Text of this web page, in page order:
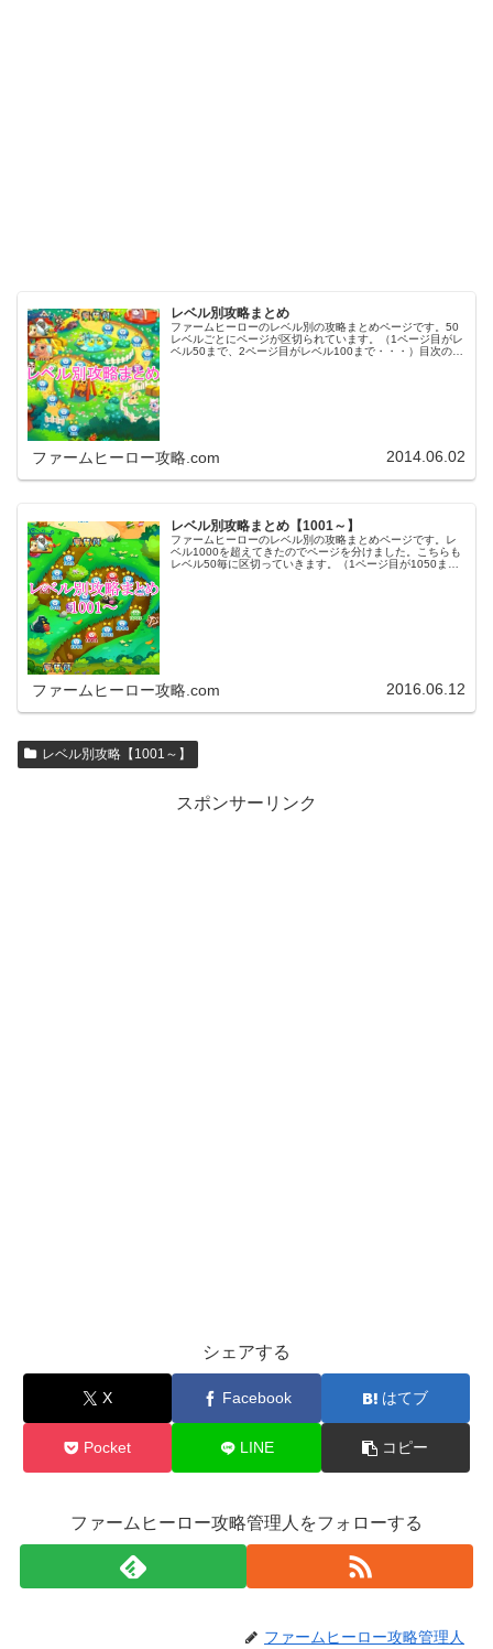
レベル別攻略まとめ
ファームヒーローのレベル別の攻略まとめページです。50
レベルごとにページが区切られています。（1ページ目がレ
ベル50まで、2ページ目がレベル100まで・・・）目次のリ
ファームヒーロー攻略.com 2014.06.02
レベル別攻略まとめ【1001～】
ファームヒーローのレベル別の攻略まとめページです。レ
ベル1000を超えてきたのでページを分けました。こちらも
レベル50毎に区切っていきます。（1ページ目が1050ま
ファームヒーロー攻略.com 2016.06.12
レベル別攻略【1001～】
スポンサーリンク
シェアする
X Facebook はてブ
Pocket LINE コピー
ファームヒーロー攻略管理人をフォローする
ファームヒーロー攻略管理人